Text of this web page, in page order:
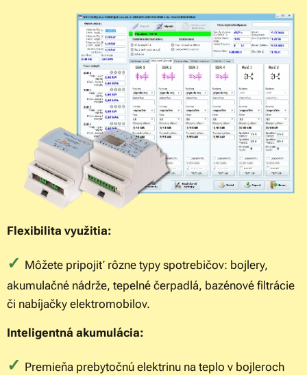
Flexibilita využitia:
✓ Môžete pripojiť rôzne typy spotrebičov: bojlery,
akumulačné nádrže, tepelné čerpadlá, bazénové filtrácie
či nabíjačky elektromobilov.
Inteligentná akumulácia:
✓ Premieňa prebytočnú elektrinu na teplo v bojleroch